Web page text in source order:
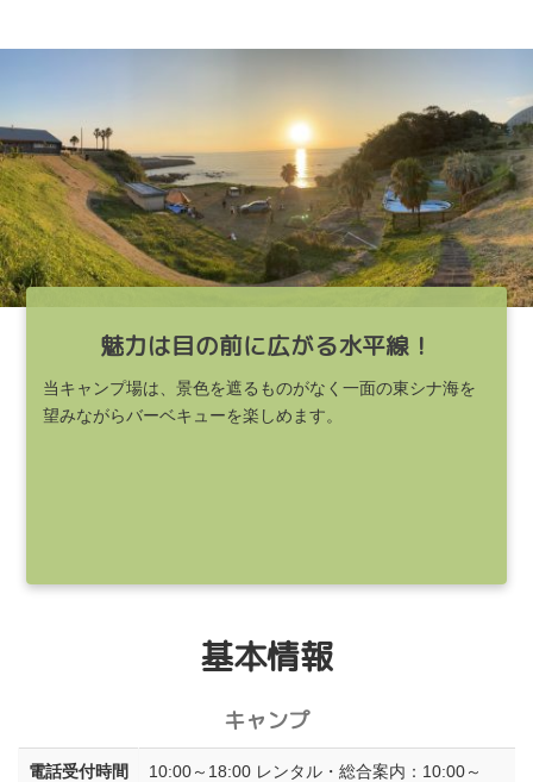
魅力は目の前に広がる水平線！
当キャンプ場は、景色を遮るものがなく一面の東シナ海を
望みながらバーベキューを楽しめます。
基本情報
キャンプ
電話受付時間
10:00～18:00 レンタル・総合案内：10:00～